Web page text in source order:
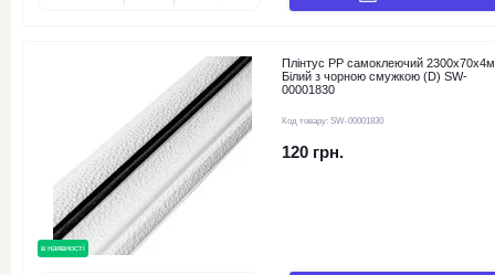
в наявності
Плінтус РР самоклеючий
Білий з чорною смужкою (D) SW-
00001830
Код товару: SW-00001830
120 грн.